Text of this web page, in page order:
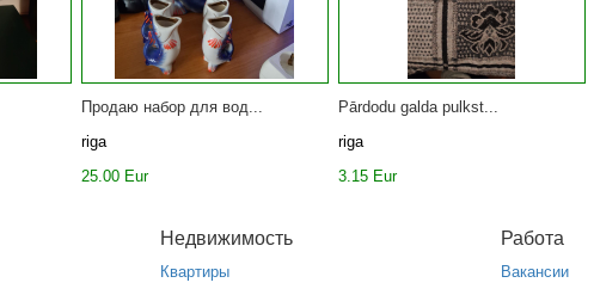
Продаю набор для вод...
riga
25.00 Eur
Pārdodu galda pulkst...
riga
3.15 Eur
Недвижимость
Квартиры
Работа
Вакансии